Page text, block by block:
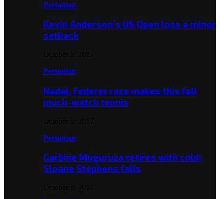
Pertanian
Kevin Anderson’s US Open loss a minor
setback
Pertanian
Nadal, Federer race makes this fall
much-watch tennis
Pertanian
Garbine Muguruza retires with cold;
Sloane Stephens falls